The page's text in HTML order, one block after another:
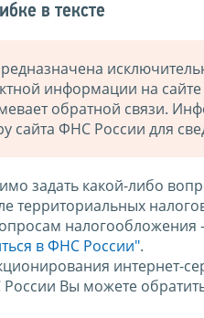
в тексте
информации на
обратной связи.
сайта ФНС России для
задать какой-либо
территориальных
налогообложения
в ФНС России".
интернет-
Вы можете